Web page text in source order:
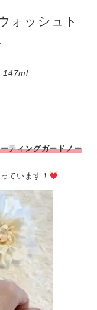
ォッシュト
147ml
ティングガードノー
ています！